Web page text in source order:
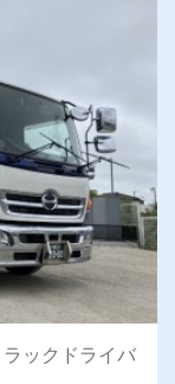
ックドライバ